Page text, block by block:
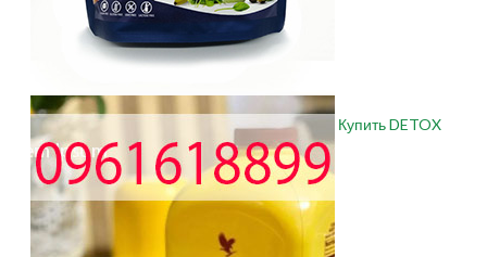
Купить DETOX